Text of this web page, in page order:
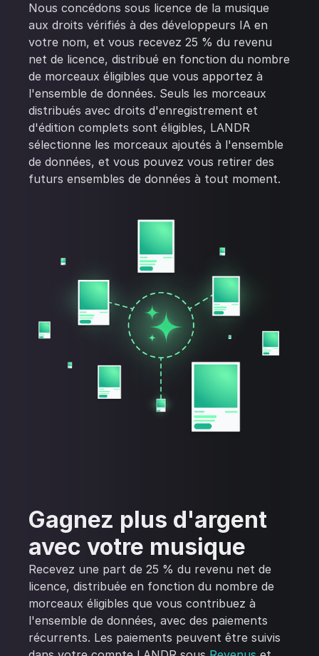
Nous concédons sous licence de la musique
aux droits vérifiés à des développeurs IA en
votre nom, et vous recevez 25 % du revenu
net de licence, distribué en fonction du nombre
de morceaux éligibles que vous apportez à
l'ensemble de données. Seuls les morceaux
distribués avec droits d'enregistrement et
d'édition complets sont éligibles, LANDR
sélectionne les morceaux ajoutés à l'ensemble
de données, et vous pouvez vous retirer des
futurs ensembles de données à tout moment.
Gagnez plus d'argent
avec votre musique
Recevez une part de 25 % du revenu net de
licence, distribuée en fonction du nombre de
morceaux éligibles que vous contribuez à
l'ensemble de données, avec des paiements
récurrents. Les paiements peuvent être suivis